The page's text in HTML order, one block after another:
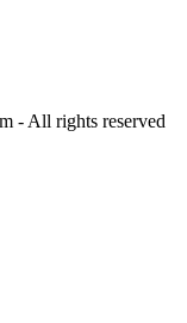
- All rights reserved